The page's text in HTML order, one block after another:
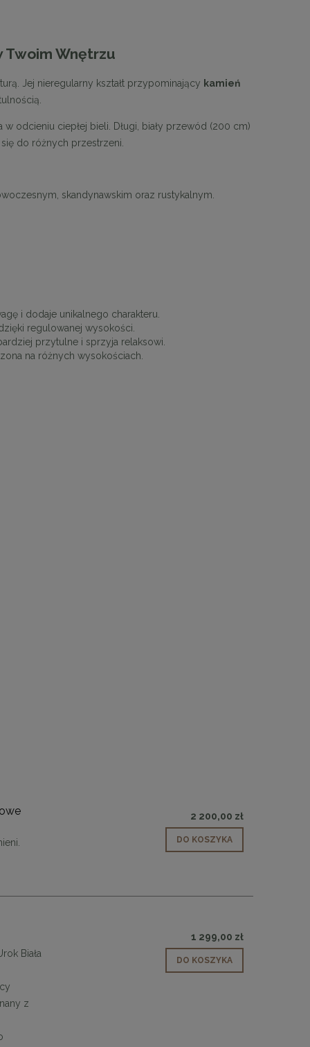
Twoim Wnętrzu
Jej nieregularny kształt przypominający kamień
odcieniu ciepłej bieli. Długi, biały przewód (200 cm)
do różnych przestrzeni.
skandynawskim oraz rustykalnym.
i dodaje unikalnego charakteru.
regulowanej wysokości.
przytulne i sprzyja relaksowi.
na różnych wysokościach.
2 200,00 zł
DO KOSZYKA
Biała
z
1 299,00 zł
DO KOSZYKA